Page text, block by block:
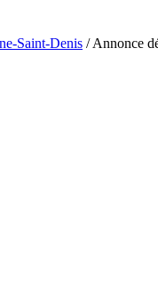
Saint-Denis / Annonce